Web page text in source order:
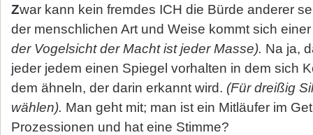
Zwar kann kein fremdes ICH die Bürde anderer
der menschlichen Art und Weise kommt sich
der Vogelsicht der Macht ist jeder Masse). Na ja,
jeder jedem einen Spiegel vorhalten in dem sich
dem ähneln, der darin erkannt wird. (Für dreißig
wählen). Man geht mit; man ist ein Mitläufer im
Prozessionen und hat eine Stimme?